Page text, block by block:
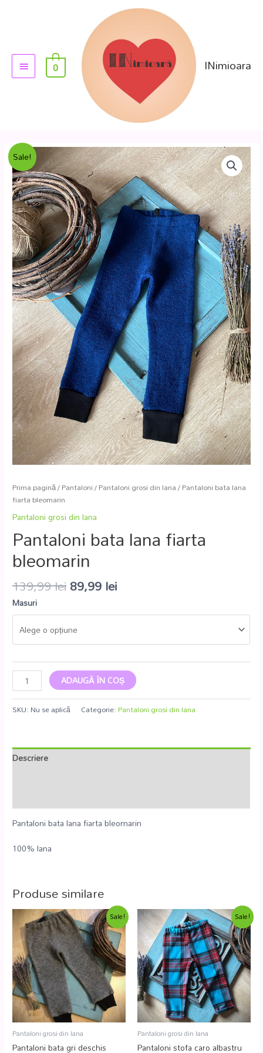
INimioara
0
Sale!
Prima pagină/Pantaloni/Pantaloni grosi din lana/ Pantaloni bata lana
fiarta bleomarin
Pantaloni grosi din lana
Pantaloni bata lana fiarta
bleomarin
139,99lei89,99 lei
Masuri
ADAUGĂ ÎN COȘ
SKU: Nu se aplică Categorie:Pantaloni grosi din lana
Descriere
Pantaloni bata lana fiarta bleomarin
100% lana
Produse similare
Sale!
Pantaloni grosi din lana
Pantaloni bata gri deschis
Sale!
Pantaloni grosi din lana
Pantaloni stofa caro albastru